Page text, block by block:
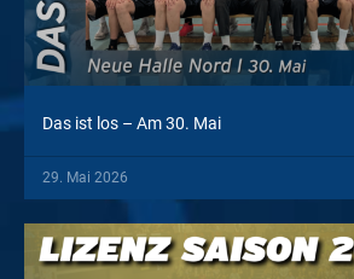
Das ist los – Am 30. Mai
29. Mai 2026